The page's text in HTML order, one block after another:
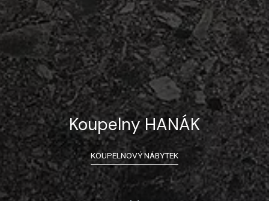
Koupelny HANÁK
KOUPELNOVÝ NÁBYTEK